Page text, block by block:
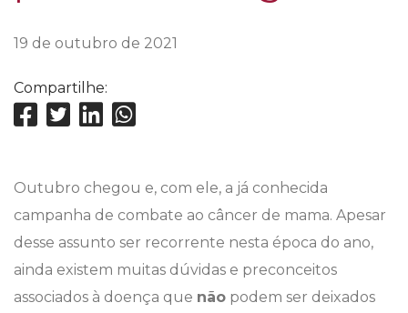
19 de outubro de 2021
Compartilhe:
Outubro chegou e, com ele, a já conhecida
campanha de combate ao câncer de mama. Apesar
desse assunto ser recorrente nesta época do ano,
ainda existem muitas dúvidas e preconceitos
associados à doença que não podem ser deixados